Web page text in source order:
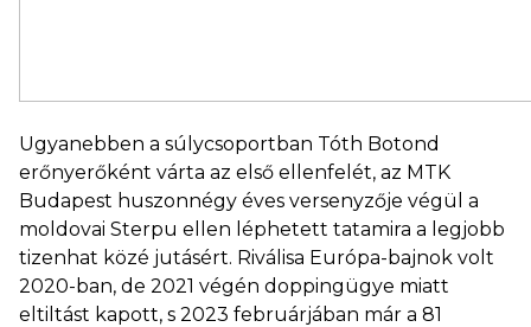
Ugyanebben a súlycsoportban Tóth Botond
erőnyerőként várta az első ellenfelét, az MTK
Budapest huszonnégy éves versenyzője végül a
moldovai Sterpu ellen léphetett tatamira a legjobb
tizenhat közé jutásért. Riválisa Európa-bajnok volt
2020-ban, de 2021 végén doppingügye miatt
eltiltást kapott, s 2023 februárjában már a 81